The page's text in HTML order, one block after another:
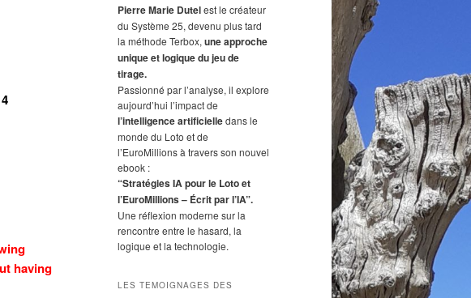
having
h
e
r
c
h
e
Pierre Marie Dutelest le créateur
du Système 25, devenu plus tard
la méthode Terbox, une approche
unique et logique du jeu de
tirage.
Passionné par l’analyse, il explore
aujourd’hui l’impact de
l’intelligence artificielledans le
monde du Loto et de
l’EuroMillions à travers son nouvel
ebook :
“Stratégies IA pour le Loto et
l’EuroMillions – Écrit par l’IA”.
Une réflexion moderne sur la
rencontre entre le hasard, la
logique et la technologie.
LES TEMOIGNAGES DES